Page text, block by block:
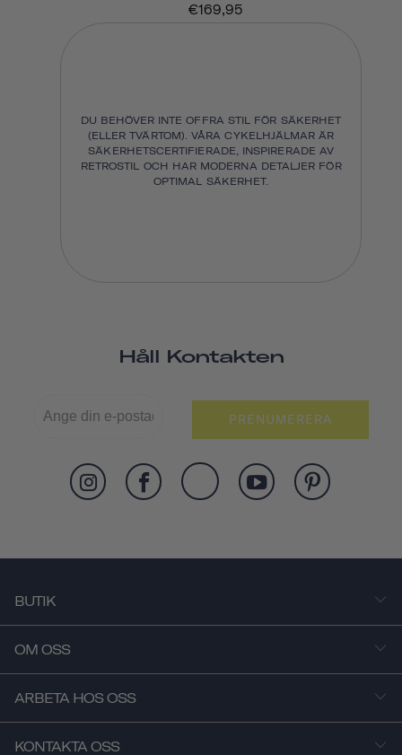
€169,95
DU BEHÖVER INTE OFFRA STIL FÖR SÄKERHET
(ELLER TVÄRTOM). VÅRA CYKELHJÄLMAR ÄR
SÄKERHETSCERTIFIERADE, INSPIRERADE AV
RETROSTIL OCH HAR MODERNA DETALJER FÖR
OPTIMAL SÄKERHET.
Håll Kontakten
PRENUMERERA
BUTIK
OM OSS
ARBETA HOS OSS
KONTAKTA OSS